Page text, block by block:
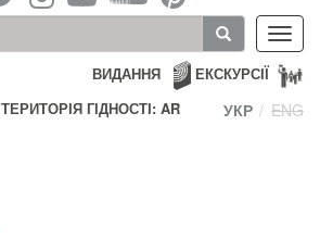
ЕКСКУРСІЇ
ВИДАННЯ
ТЕРИТОРІЯ ГІДНОСТІ: AR
УКР ENG